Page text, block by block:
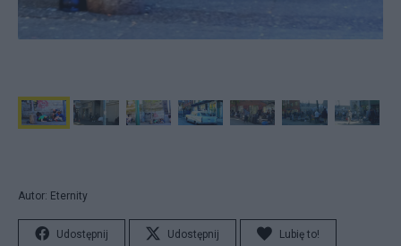
Autor: Eternity
Udostępnij Udostępnij Lubię to!